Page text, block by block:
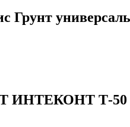
Грунт
ИНТЕКОНТ Т-50